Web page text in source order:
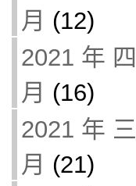
月 (12)
2021 年 四
月 (16)
2021 年 三
月 (21)